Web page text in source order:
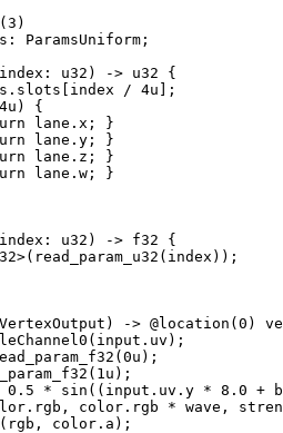
ParamsUniform;
u32) -> u32 {
/ 4u];
{
lane.x; }
lane.y; }
lane.z; }
lane.w; }
u32) -> f32 {
-> @location(0)
0.5 * sin((input.uv.y * 8.0 +
color.rgb * wave,
color.a);